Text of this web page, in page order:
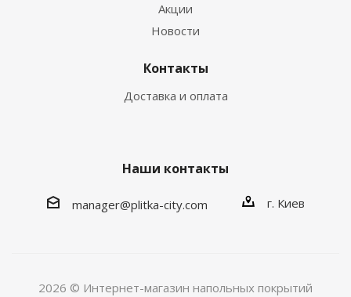
Акции
Новости
Контакты
Доставка и оплата
Наши контакты
manager@plitka-city.com г. Киев
2026 © Интернет-магазин напольных покрытий